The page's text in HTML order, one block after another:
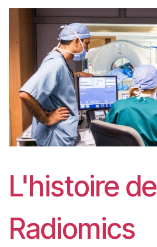
L'histoire de
Radiomics